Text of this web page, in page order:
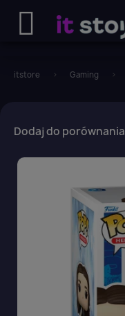
itstore Gaming
Dodaj do porównania